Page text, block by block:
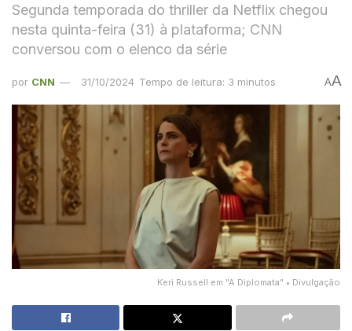
Segunda temporada do thriller da Netflix chegou
nesta quinta-feira (31) à plataforma; CNN
conversou com o elenco da série
por CNN 31/10/2024 Tempo de leitura: 3 minutos AA
Keri Russell em "A Diplomata" • Divulgação